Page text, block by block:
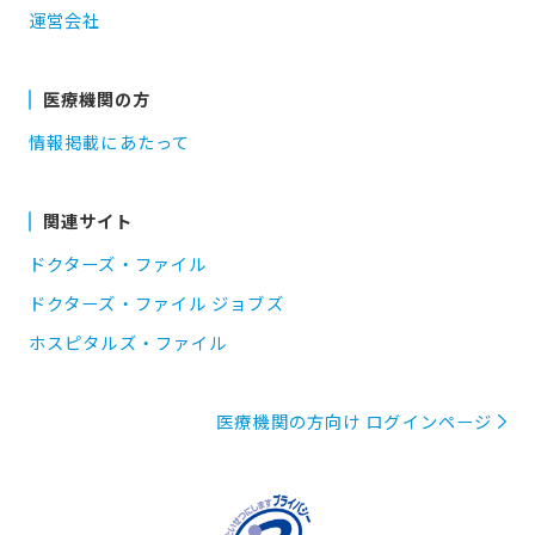
運営会社
医療機関の方
情報掲載にあたって
関連サイト
ドクターズ・ファイル
ドクターズ・ファイル ジョブズ
ホスピタルズ・ファイル
医療機関の方向け ログインページ